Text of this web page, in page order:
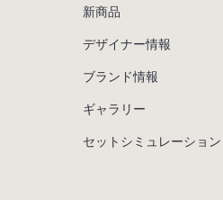
新商品
デザイナー情報
ブランド情報
ギャラリー
セットシミュレーション